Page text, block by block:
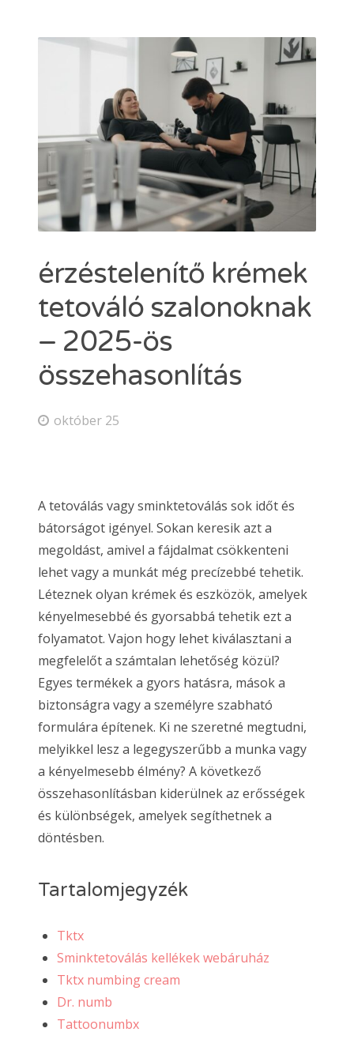
Dermacain 50g
Kosár
ÜZLETI
Search
for:
érzéstelenítő krémek
tetováló szalonoknak
– 2025-ös
összehasonlítás
október 25
A tetoválás vagy sminktetoválás sok időt és
bátorságot igényel. Sokan keresik azt a
megoldást, amivel a fájdalmat csökkenteni
lehet vagy a munkát még precízebbé tehetik.
Léteznek olyan krémek és eszközök, amelyek
kényelmesebbé és gyorsabbá tehetik ezt a
folyamatot. Vajon hogy lehet kiválasztani a
megfelelőt a számtalan lehetőség közül?
Egyes termékek a gyors hatásra, mások a
biztonságra vagy a személyre szabható
formulára építenek. Ki ne szeretné megtudni,
melyikkel lesz a legegyszerűbb a munka vagy
a kényelmesebb élmény? A következő
összehasonlításban kiderülnek az erősségek
és különbségek, amelyek segíthetnek a
döntésben.
Tartalomjegyzék
Tktx
Sminktetoválás kellékek webáruház
Tktx numbing cream
Dr. numb
Tattoonumbx
VÁLASSZON A TKTX KENŐCSÖK